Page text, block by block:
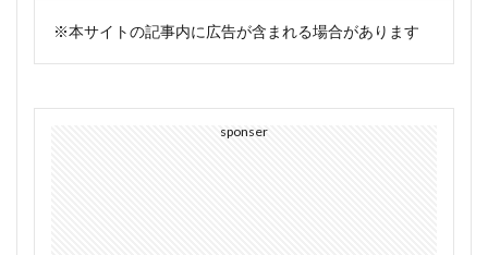
※本サイトの記事内に広告が含まれる場合があります
sponser